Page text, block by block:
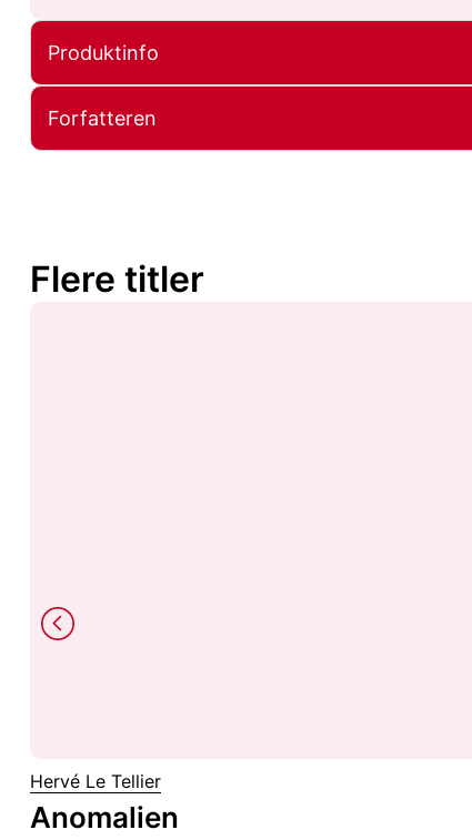
Produktinfo
Forfatteren
Flere titler
Hervé Le Tellier
Anomalien